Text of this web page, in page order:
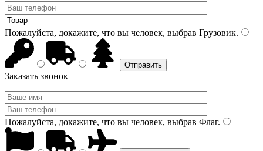
Пожалуйста, докажите, что вы человек, выбрав Грузовик.
Заказать звонок
Пожалуйста, докажите, что вы человек, выбрав Флаг.